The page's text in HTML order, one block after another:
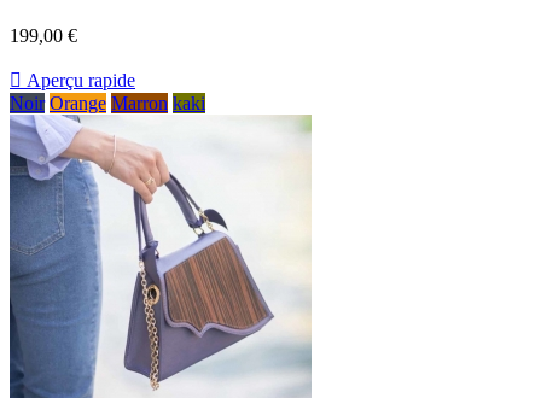
199,00 €
 Aperçu rapide
Noir Orange Marron kaki